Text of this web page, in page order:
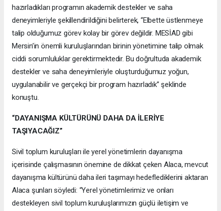
hazırladıkları programın akademik destekler ve saha
deneyimleriyle şekillendirildiğini belirterek, “Elbette üstlenmeye
talip olduğumuz görev kolay bir görev değildir. MESİAD gibi
Mersin’in önemli kuruluşlarından birinin yönetimine talip olmak
ciddi sorumluluklar gerektirmektedir. Bu doğrultuda akademik
destekler ve saha deneyimleriyle oluşturduğumuz yoğun,
uygulanabilir ve gerçekçi bir program hazırladık” şeklinde
konuştu.
“DAYANIŞMA KÜLTÜRÜNÜ DAHA DA İLERİYE
TAŞIYACAĞIZ”
Sivil toplum kuruluşları ile yerel yönetimlerin dayanışma
içerisinde çalışmasının önemine de dikkat çeken Alaca, mevcut
dayanışma kültürünü daha ileri taşımayı hedeflediklerini aktaran
Alaca şunları söyledi: “Yerel yönetimlerimiz ve onları
destekleyen sivil toplum kuruluşlarımızın güçlü iletişim ve